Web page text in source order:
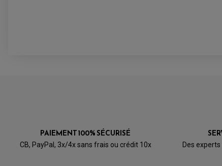
Avis soumis à un contrôle
PAIEMENT 100% SÉCURISÉ
CB, PayPal, 3x/4x sans frais ou crédit 10x Des